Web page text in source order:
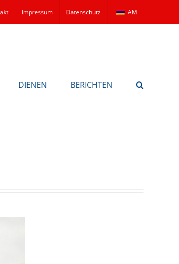
Impressum Datenschutz AM
DIENEN BERICHTEN